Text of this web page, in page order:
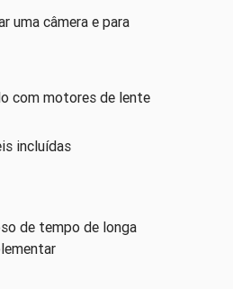
uma câmera e para
com motores de lente
incluídas
de tempo de longa